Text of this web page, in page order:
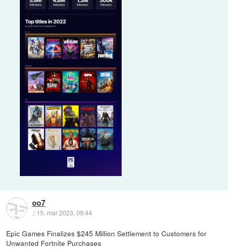
oo7
:: 15. mar 2023, 09:44
Epic Games Finalizes $245 Million Settlement to Customers for
Unwanted Fortnite Purchases